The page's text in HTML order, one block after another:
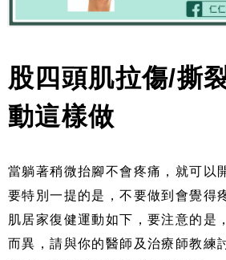
股四頭肌拉傷/撕
動這樣做
當躺著稍微抬腳不會疼痛，就可以
要特別一提的是，不要做到會覺得
肌居家復健運動如下，要注意的是
而異，請與你的醫師及治療師教練